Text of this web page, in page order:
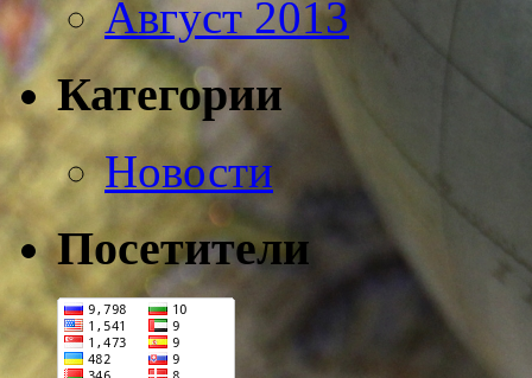
Август 2013
Категории
Новости
Посетители